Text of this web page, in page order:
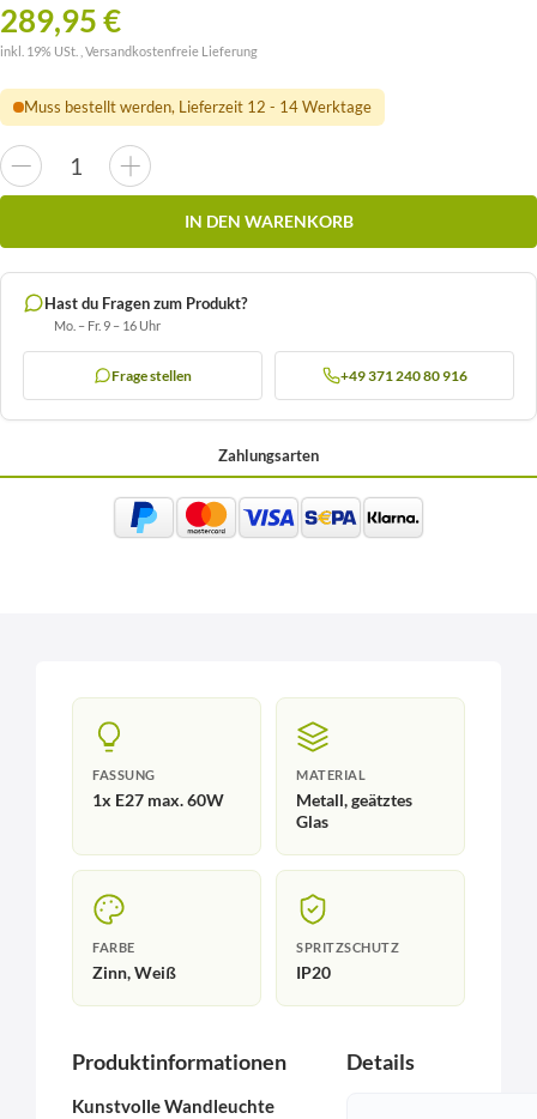
289,95 €
inkl. 19% USt. , Versandkostenfreie Lieferung
Muss bestellt werden, Lieferzeit 12 - 14 Werktage
IN DEN WARENKORB
Hast du Fragen zum Produkt?
Mo. – Fr. 9 – 16 Uhr
Frage stellen +49 371 240 80 916
Zahlungsarten
FASSUNG
1x E27 max. 60W
MATERIAL
Metall, geätztes
Glas
FARBE
Zinn, Weiß
SPRITZSCHUTZ
IP20
Produktinformationen
Kunstvolle Wandleuchte
Details